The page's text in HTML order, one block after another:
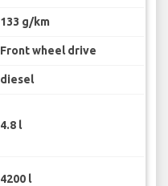
133 g/km
Front wheel drive
diesel
4.8 l
4200 l